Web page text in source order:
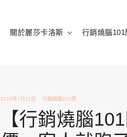
關於麗莎卡洛斯 toggle
child
行銷燒腦101
2018年7月21日 行銷燒腦101問
【行銷燒腦